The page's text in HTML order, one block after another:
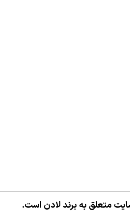
به برند لادن است.